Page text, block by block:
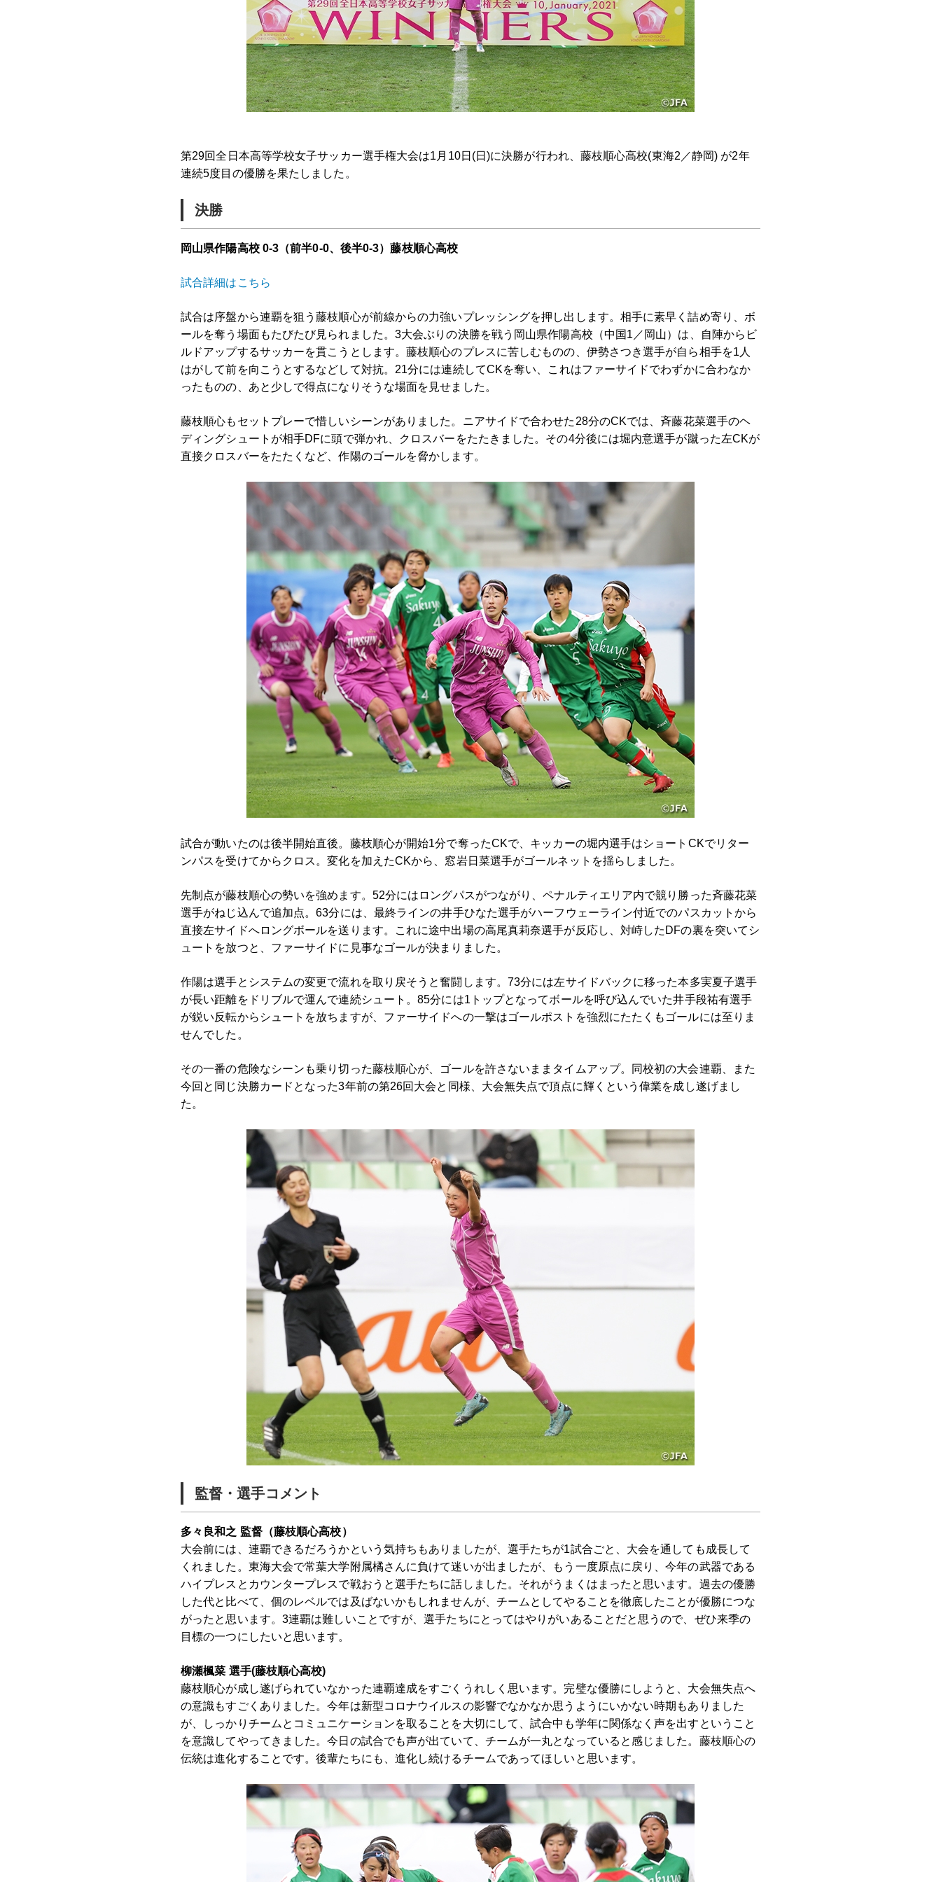
第29回全日本高等学校女子サッカー選手権大会は1月10日(日)に決勝が行われ、藤枝順心高校(東海2／静岡) が2年
連続5度目の優勝を果たしました。
決勝
岡山県作陽高校 0-3（前半0-0、後半0-3）藤枝順心高校
試合詳細はこちら
試合は序盤から連覇を狙う藤枝順心が前線からの力強いプレッシングを押し出します。相手に素早く詰め寄り、ボ
ールを奪う場面もたびたび見られました。3大会ぶりの決勝を戦う岡山県作陽高校（中国1／岡山）は、自陣からビ
ルドアップするサッカーを貫こうとします。藤枝順心のプレスに苦しむものの、伊勢さつき選手が自ら相手を1人
はがして前を向こうとするなどして対抗。21分には連続してCKを奪い、これはファーサイドでわずかに合わなか
ったものの、あと少しで得点になりそうな場面を見せました。
藤枝順心もセットプレーで惜しいシーンがありました。ニアサイドで合わせた28分のCKでは、斉藤花菜選手のヘ
ディングシュートが相手DFに頭で弾かれ、クロスバーをたたきました。その4分後には堀内意選手が蹴った左CKが
直接クロスバーをたたくなど、作陽のゴールを脅かします。
試合が動いたのは後半開始直後。藤枝順心が開始1分で奪ったCKで、キッカーの堀内選手はショートCKでリター
ンパスを受けてからクロス。変化を加えたCKから、窓岩日菜選手がゴールネットを揺らしました。
先制点が藤枝順心の勢いを強めます。52分にはロングパスがつながり、ペナルティエリア内で競り勝った斉藤花菜
選手がねじ込んで追加点。63分には、最終ラインの井手ひなた選手がハーフウェーライン付近でのパスカットから
直接左サイドへロングボールを送ります。これに途中出場の高尾真莉奈選手が反応し、対峙したDFの裏を突いてシ
ュートを放つと、ファーサイドに見事なゴールが決まりました。
作陽は選手とシステムの変更で流れを取り戻そうと奮闘します。73分には左サイドバックに移った本多実夏子選手
が長い距離をドリブルで運んで連続シュート。85分には1トップとなってボールを呼び込んでいた井手段祐有選手
が鋭い反転からシュートを放ちますが、ファーサイドへの一撃はゴールポストを強烈にたたくもゴールには至りま
せんでした。
その一番の危険なシーンも乗り切った藤枝順心が、ゴールを許さないままタイムアップ。同校初の大会連覇、また
今回と同じ決勝カードとなった3年前の第26回大会と同様、大会無失点で頂点に輝くという偉業を成し遂げまし
た。
監督・選手コメント
多々良和之 監督（藤枝順心高校）
大会前には、連覇できるだろうかという気持ちもありましたが、選手たちが1試合ごと、大会を通しても成長して
くれました。東海大会で常葉大学附属橘さんに負けて迷いが出ましたが、もう一度原点に戻り、今年の武器である
ハイプレスとカウンタープレスで戦おうと選手たちに話しました。それがうまくはまったと思います。過去の優勝
した代と比べて、個のレベルでは及ばないかもしれませんが、チームとしてやることを徹底したことが優勝につな
がったと思います。3連覇は難しいことですが、選手たちにとってはやりがいあることだと思うので、ぜひ来季の
目標の一つにしたいと思います。
柳瀬楓菜 選手(藤枝順心高校)
藤枝順心が成し遂げられていなかった連覇達成をすごくうれしく思います。完璧な優勝にしようと、大会無失点へ
の意識もすごくありました。今年は新型コロナウイルスの影響でなかなか思うようにいかない時期もありました
が、しっかりチームとコミュニケーションを取ることを大切にして、試合中も学年に関係なく声を出すということ
を意識してやってきました。今日の試合でも声が出ていて、チームが一丸となっていると感じました。藤枝順心の
伝統は進化することです。後輩たちにも、進化し続けるチームであってほしいと思います。